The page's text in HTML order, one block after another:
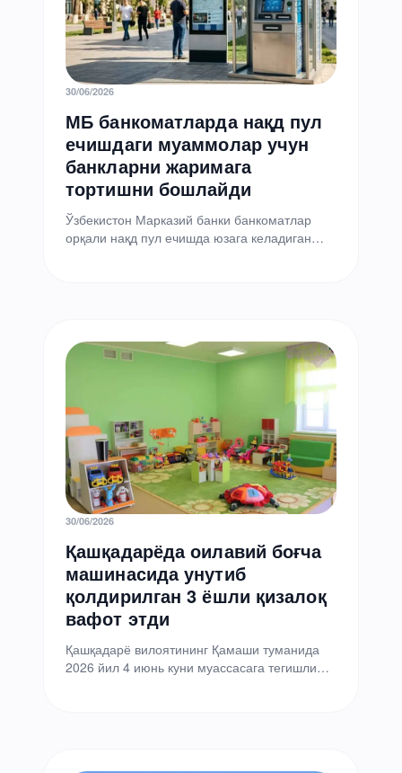
30/06/2026
МБ банкоматларда нақд пул
ечишдаги муаммолар учун
банкларни жаримага
тортишни бошлайди
Ўзбекистон Марказий банки банкоматлар
орқали нақд пул ечишда юзага келадиган
30/06/2026
Қашқадарёда оилавий боғча
машинасида унутиб
қолдирилган 3 ёшли қизалоқ
вафот этди
Қашқадарё вилоятининг Қамаши туманида
2026 йил 4 июнь куни муассасага тегишли